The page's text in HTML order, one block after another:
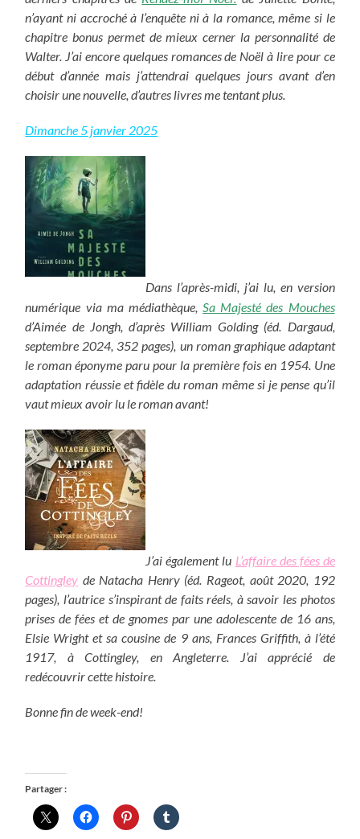
n’ayant ni accroché à l’enquête ni à la romance, même si le
chapitre bonus permet de mieux cerner la personnalité de
Walter. J’ai encore quelques romances de Noël à lire pour ce
début d’année mais j’attendrai quelques jours avant d’en
choisir une nouvelle, d’autres livres me tentant plus.
Dimanche 5 janvier 2025
Dans l’après-midi, j’ai lu, en version
numérique via ma médiathèque, Sa Majesté des Mouches
d’Aimée de Jongh, d’après William Golding (éd. Dargaud,
septembre 2024, 352 pages), un roman graphique adaptant
le roman éponyme paru pour la première fois en 1954. Une
adaptation réussie et fidèle du roman même si je pense qu’il
vaut mieux avoir lu le roman avant!
J’ai également lu L’affaire des fées de
Cottingley de Natacha Henry (éd. Rageot, août 2020, 192
pages), l’autrice s’inspirant de faits réels, à savoir les photos
prises de fées et de gnomes par une adolescente de 16 ans,
Elsie Wright et sa cousine de 9 ans, Frances Griffith, à l’été
1917, à Cottingley, en Angleterre. J’ai apprécié de
redécouvrir cette histoire.
Bonne fin de week-end!
Partager :